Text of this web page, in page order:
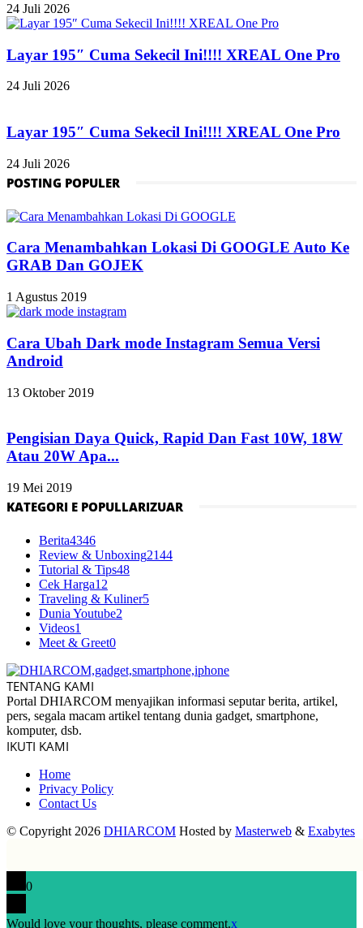
24 Juli 2026
Layar 195″ Cuma Sekecil Ini!!!! XREAL One Pro
24 Juli 2026
Layar 195″ Cuma Sekecil Ini!!!! XREAL One Pro
24 Juli 2026
POSTING POPULER
Cara Menambahkan Lokasi Di GOOGLE Auto Ke
GRAB Dan GOJEK
1 Agustus 2019
Cara Ubah Dark mode Instagram Semua Versi
Android
13 Oktober 2019
Pengisian Daya Quick, Rapid Dan Fast 10W, 18W
Atau 20W Apa...
19 Mei 2019
KATEGORI E POPULLARIZUAR
Berita4346
Review & Unboxing2144
Tutorial & Tips48
Cek Harga12
Traveling & Kuliner5
Dunia Youtube2
Videos1
Meet & Greet0
TENTANG KAMI
Portal DHIARCOM menyajikan informasi seputar berita, artikel,
pers, segala macam artikel tentang dunia gadget, smartphone,
komputer, dsb.
IKUTI KAMI
Home
Privacy Policy
Contact Us
© Copyright 2026 DHIARCOM Hosted by Masterweb & Exabytes
0
Would love your thoughts, please comment.x